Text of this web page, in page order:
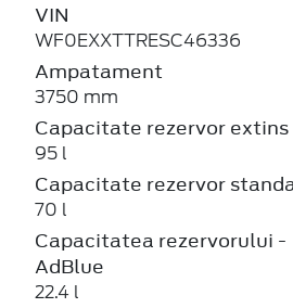
VIN
WF0EXXTTRESC46336
Ampatament
3750 mm
Capacitate rezervor extins
95 l
Capacitate rezervor
70 l
Capacitatea rezervorului -
AdBlue
22.4 l